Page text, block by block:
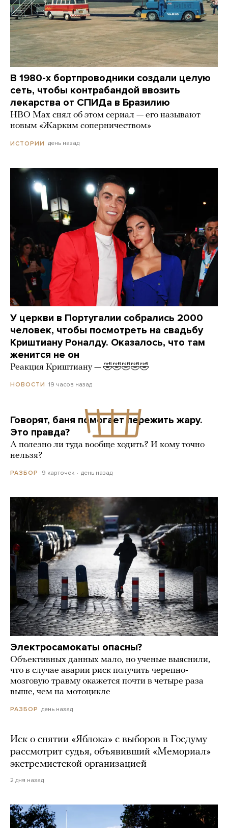
В 1980-х бортпроводники создали целую
сеть, чтобы контрабандой ввозить
лекарства от СПИДа в Бразилию
HBO Max снял об этом сериал — его называют
новым «Жарким соперничеством»
ИСТОРИИ день назад
У церкви в Португалии собрались 2000
человек, чтобы посмотреть на свадьбу
Криштиану Роналду. Оказалось, что там
женится не он
Реакция Криштиану — 🤣🤣🤣🤣🤣
НОВОСТИ 19 часов назад
Говорят, баня помогает пережить жару.
Это правда?
А полезно ли туда вообще ходить? И кому точно
нельзя?
РАЗБОР 9 карточек день назад
Электросамокаты опасны?
Объективных данных мало, но ученые выяснили,
что в случае аварии риск получить черепно-
мозговую травму окажется почти в четыре раза
выше, чем на мотоцикле
РАЗБОР день назад
Иск о снятии «Яблока» с выборов в Госдуму
рассмотрит судья, объявивший «Мемориал»
экстремистской организацией
2 дня назад